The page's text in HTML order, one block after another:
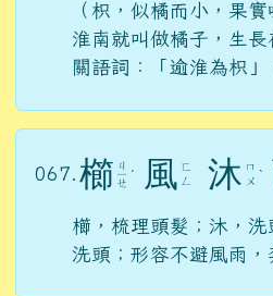
（枳，似橘而小，果
淮南就叫做橘子，生
關語詞：「逾淮為枳」
067. 櫛 ㄐ
ㄧ
ㄝ
ˊ 風 ㄈ
ㄥ
沐 ㄇ
ㄨ ˋ
櫛，梳理頭髮；沐，
洗頭；形容不避風雨，